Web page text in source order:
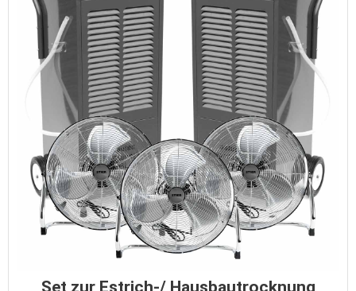
Set zur Estrich-/ Hausbautrocknung